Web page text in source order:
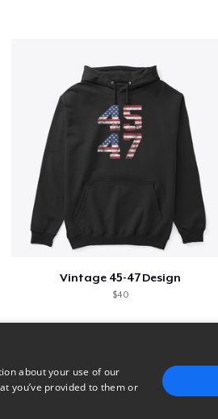
Vintage 45-47 Design
$40
about your use of our
you’ve provided to them or